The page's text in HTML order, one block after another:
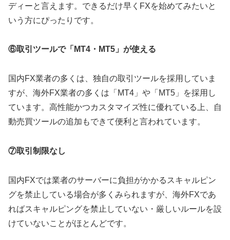
ディーと言えます。できるだけ早くFXを始めてみたいと
いう方にぴったりです。
⑥取引ツールで「MT4・MT5」が使える
国内FX業者の多くは、独自の取引ツールを採用していま
すが、海外FX業者の多くは「MT4」や「MT5」を採用し
ています。高性能かつカスタマイズ性に優れている上、自
動売買ツールの追加もできて便利と言われています。
⑦取引制限なし
国内FXでは業者のサーバーに負担がかかるスキャルピン
グを禁止している場合が多くみられますが、海外FXであ
ればスキャルピングを禁止していない・厳しいルールを設
けていないことがほとんどです。